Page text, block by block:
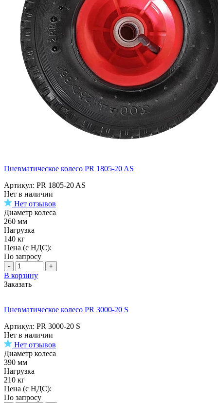
Пневматическое колесо PR 1805-20 AS
Артикул: PR 1805-20 AS
Нет в наличии
Нет отзывов
Диаметр колеса
260 мм
Нагрузка
140 кг
Цена (с НДС):
По запросу
- +
В корзину
Заказать
Пневматическое колесо PR 3000-20 S
Артикул: PR 3000-20 S
Нет в наличии
Нет отзывов
Диаметр колеса
390 мм
Нагрузка
210 кг
Цена (с НДС):
По запросу